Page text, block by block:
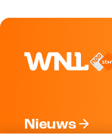
Nieuws